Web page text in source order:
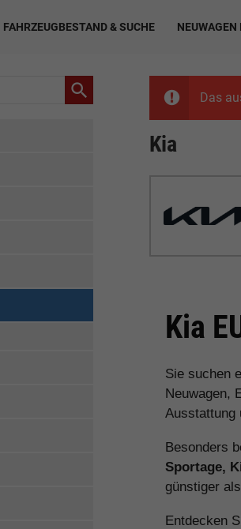
FAHRZEUGBESTAND & SUCHE NEUWAGEN
Das
Kia
Kia
Sie suchen
Neuwagen,
Ausstattung
Besonders
Sportage,
günstiger
Entdecken